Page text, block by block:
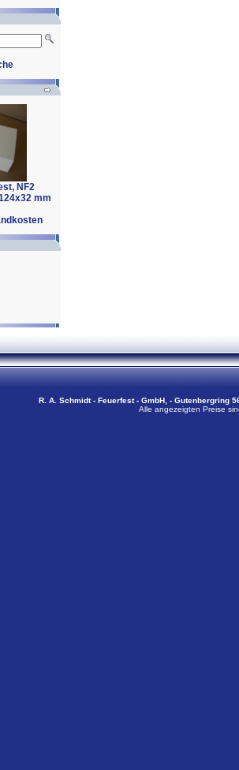
NF2
mm
R. A. Schmidt - Feuerfest - GmbH, - Gutenbergring
Alle angezeigten Preise